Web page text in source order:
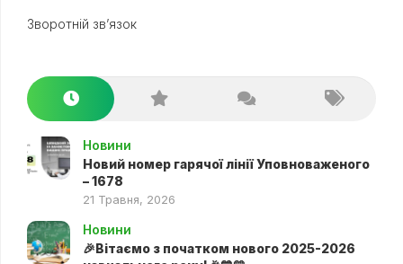
Зворотній зв’язок
Новини
Новий номер гарячої лінії Уповноваженого
– 1678
21 Травня, 2026
Новини
🎉Вітаємо з початком нового 2025-2026